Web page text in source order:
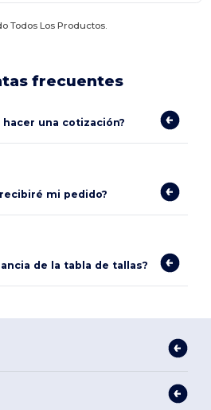
Todos Los Productos.
frecuentes
hacer una cotización?
recibiré mi pedido?
de la tabla de tallas?